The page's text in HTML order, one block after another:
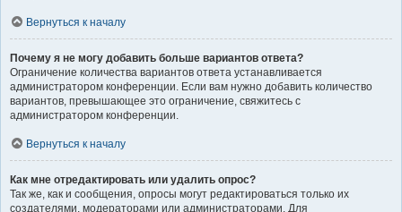
Вернуться к началу
Почему я не могу добавить больше вариантов ответа?
Ограничение количества вариантов ответа устанавливается
администратором конференции. Если вам нужно добавить количество
вариантов, превышающее это ограничение, свяжитесь с
администратором конференции.
Вернуться к началу
Как мне отредактировать или удалить опрос?
Так же, как и сообщения, опросы могут редактироваться только их
создателями, модераторами или администраторами. Для